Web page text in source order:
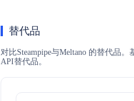
替代品
对比Steampipe与Meltano 的替代品
API替代品。